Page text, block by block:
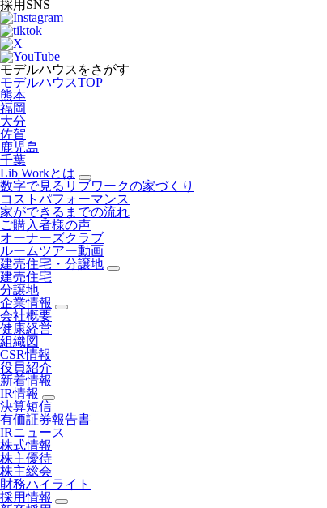
採用SNS
モデルハウスをさがす
モデルハウスTOP
熊本
福岡
大分
佐賀
鹿児島
千葉
Lib Workとは
数字で見るリブワークの家づくり
コストパフォーマンス
家ができるまでの流れ
ご購入者様の声
オーナーズクラブ
ルームツアー動画
建売住宅・分譲地
建売住宅
分譲地
企業情報
会社概要
健康経営
組織図
CSR情報
役員紹介
新着情報
IR情報
決算短信
有価証券報告書
IRニュース
株式情報
株主優待
株主総会
財務ハイライト
採用情報